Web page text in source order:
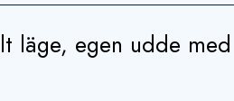
läge, egen udde